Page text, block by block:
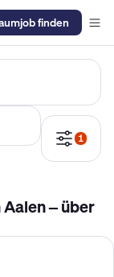
finden
1
– über